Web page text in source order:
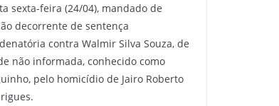
sexta-feira (24/04), mandado de
decorrente de sentença
contra Walmir Silva Souza, de
não informada, conhecido como
pelo homicídio de Jairo Roberto